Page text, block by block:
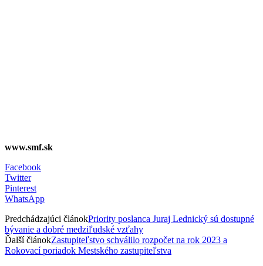
www.smf.sk
Facebook
Twitter
Pinterest
WhatsApp
Predchádzajúci článokPriority poslanca Juraj Lednický sú dostupné
bývanie a dobré medziľudské vzťahy
Ďalší článokZastupiteľstvo schválilo rozpočet na rok 2023 a
Rokovací poriadok Mestského zastupiteľstva